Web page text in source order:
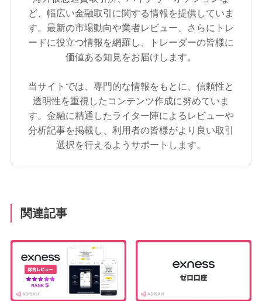
ど、幅広い金融取引に関する情報を提供していま
す。最新の市場動向や業者レビュー、さらにトレ
ードに役立つ情報を網羅し、トレーダーの皆様に
価値ある知見をお届けします。
当サイトでは、専門的な情報をもとに、信頼性と
透明性を重視したコンテンツ作成に努めていま
す。金融に精通したライター陣によるレビューや
分析記事を掲載し、利用者の皆様がより良い取引
選択を行えるようサポートします。
関連記事